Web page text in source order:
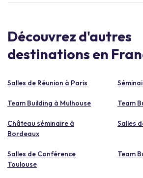
Découvrez d'autres
destinations en
Salles de Réunion à Paris
Team Building à Mulhouse Team
Château séminaire à
Bordeaux
Salles
Salles de Conférence
Toulouse
Team